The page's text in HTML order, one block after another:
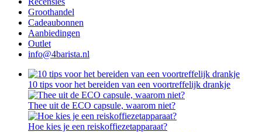
Groothandel
Cadeaubonnen
Aanbiedingen
Outlet
info@4barista.nl
10 tips voor het bereiden van een voortreffelijk drankje
Thee uit de ECO capsule, waarom niet?
Hoe kies je een reiskoffiezetapparaat?